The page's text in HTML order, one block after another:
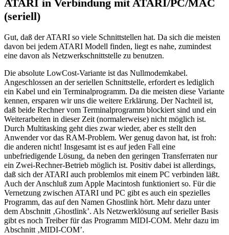
ATARI in Verbindung mit ATARI/PC/MAC
(seriell)
Gut, daß der ATARI so viele Schnittstellen hat. Da sich die meisten
davon bei jedem ATARI Modell finden, liegt es nahe, zumindest
eine davon als Netzwerkschnittstelle zu benutzen.
Die absolute LowCost-Variante ist das Nullmodemkabel.
Angeschlossen an der seriellen Schnittstelle, erfordert es lediglich
ein Kabel und ein Terminalprogramm. Da die meisten diese Variante
kennen, ersparen wir uns die weitere Erklärung. Der Nachteil ist,
daß beide Rechner vom Terminalprogramm blockiert sind und ein
Weiterarbeiten in dieser Zeit (normalerweise) nicht möglich ist.
Durch Multitasking geht dies zwar wieder, aber es stellt den
Anwender vor das RAM-Problem. Wer genug davon hat, ist froh:
die anderen nicht! Insgesamt ist es auf jeden Fall eine
unbefriedigende Lösung, da neben den geringen Transferraten nur
ein Zwei-Rechner-Betrieb möglich ist. Positiv dabei ist allerdings,
daß sich der ATARI auch problemlos mit einem PC verbinden läßt.
Auch der Anschluß zum Apple Macintosh funktioniert so. Für die
Vernetzung zwischen ATARI und PC gibt es auch ein spezielles
Programm, das auf den Namen Ghostlink hört. Mehr dazu unter
dem Abschnitt ‚Ghostlink’. Als Netzwerklösung auf serieller Basis
gibt es noch Treiber für das Programm MIDI-COM. Mehr dazu im
Abschnitt ‚MIDI-COM’.